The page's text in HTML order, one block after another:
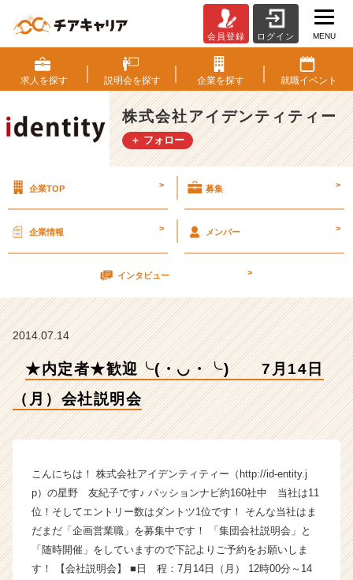
内
定
者
★
歓
迎
╰)
7
月
社
説
明
【株
会
社
ア
デ
ン
テ
会員登録 ログイン MENU
求人を探す 説明会を探す 企業を探す 就職イベント
株式会社アイデンティティー
＋ フォロー
企業TOP > 募集 >
企業情報 > メンバー >
インタビュー >
2014.07.14
★内定者★歓迎╰(・◡・╰) 7月14日
（月）会社説明会
こんにちは！ 株式会社アイデンティティー（http://id-entity.j
p）の星野 友紀子です♪ パッションナビ約160社中 当社は11
位！そしてエントリー数はダントツ1位です！ そんな当社はま
だまだ「企画営業職」を募集中です！ 「集団会社説明会」と
「随時開催」をしていますので下記よりご予約をお願いしま
す！ 【会社説明会】 ■日 程：7月14日（月） 12時00分～14